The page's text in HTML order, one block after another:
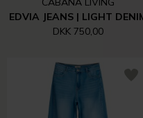
EDVIA JEANS | LIGHT
DKK 750,00